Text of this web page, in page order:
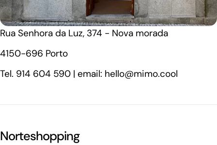
Rua Senhora da Luz, 374 - Nova morada
4150-696 Porto
Tel. 914 604 590 | email: hello@mimo.cool
Norteshopping